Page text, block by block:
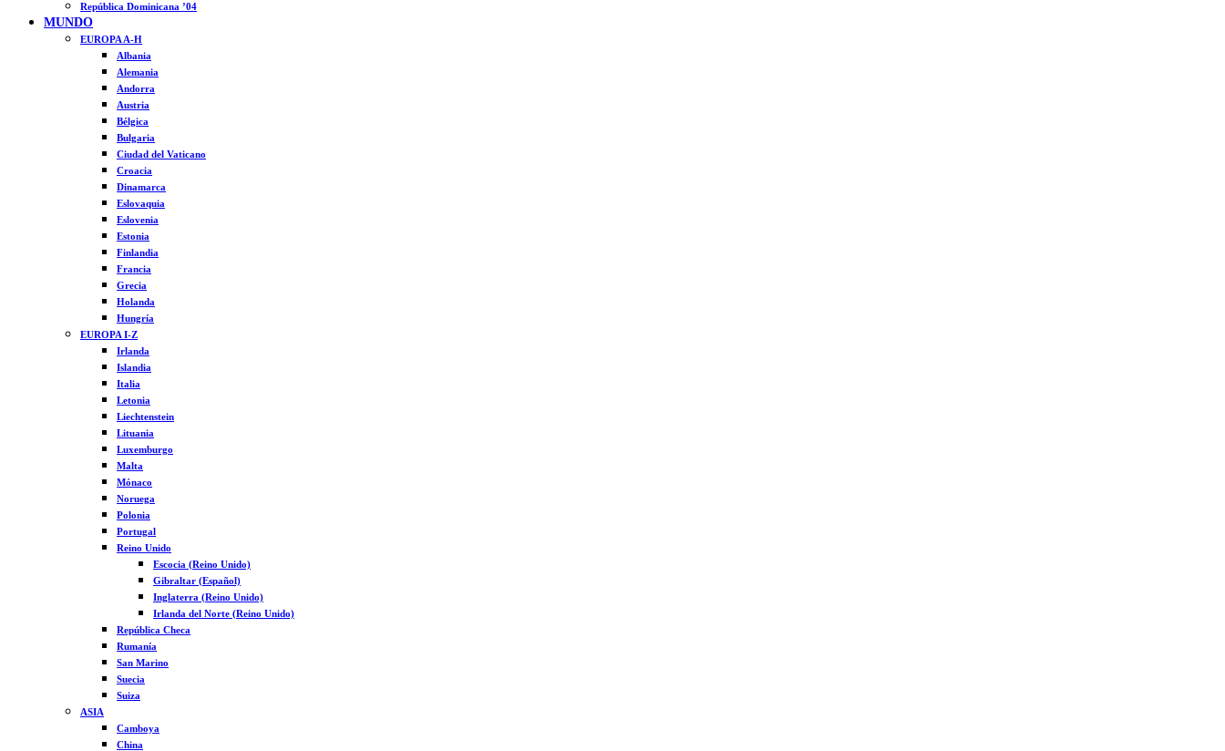
República Dominicana ’04
MUNDO
EUROPA A-H
Albania
Alemania
Andorra
Austria
Bélgica
Bulgaria
Ciudad del Vaticano
Croacia
Dinamarca
Eslovaquia
Eslovenia
Estonia
Finlandia
Francia
Grecia
Holanda
Hungría
EUROPA I-Z
Irlanda
Islandia
Italia
Letonia
Liechtenstein
Lituania
Luxemburgo
Malta
Mónaco
Noruega
Polonia
Portugal
Reino Unido
Escocia (Reino Unido)
Gibraltar (Español)
Inglaterra (Reino Unido)
Irlanda del Norte (Reino Unido)
República Checa
Rumanía
San Marino
Suecia
Suiza
ASIA
Camboya
China